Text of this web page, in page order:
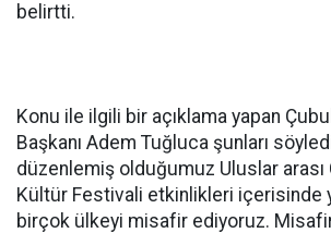
belirtti.
Konu ile ilgili bir açıklama yapan
Başkanı Adem Tuğluca şunları
düzenlemiş olduğumuz Uluslar arası
Kültür Festivali etkinlikleri içerisinde
birçok ülkeyi misafir ediyoruz.